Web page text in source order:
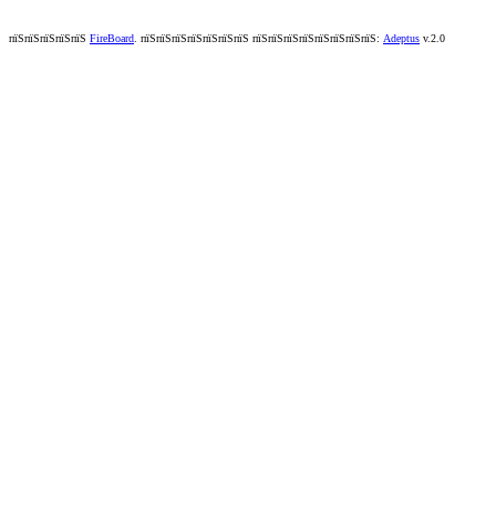
пїЅпїЅпїЅпїЅпїЅ FireBoard пїЅпїЅпїЅпїЅпїЅпїЅпїЅ пїЅпїЅпїЅпїЅпїЅпїЅпїЅпїЅ: Adeptus v.2.0